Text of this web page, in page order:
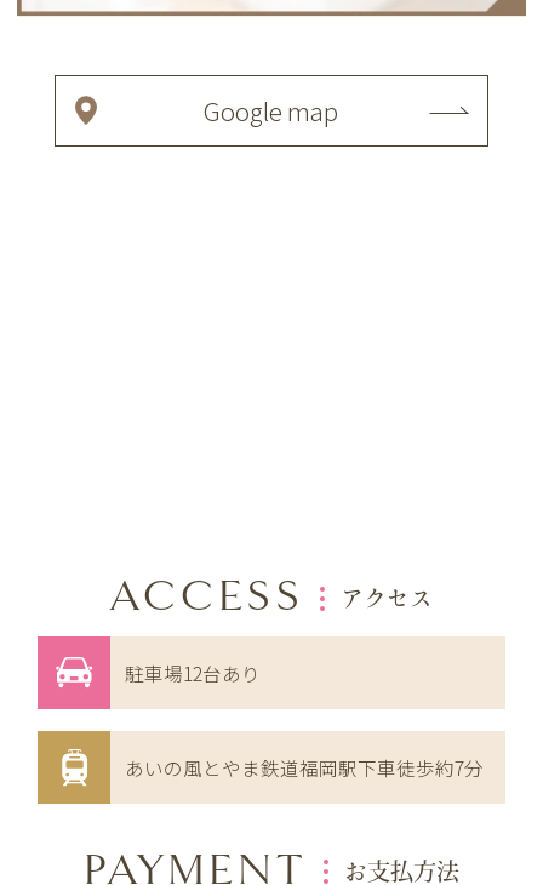
Google map
ACCESS アクセス
駐車場12台あり
あいの風とやま鉄道福岡駅下車徒歩約7分
PAYMENT お支払方法